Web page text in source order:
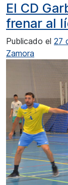
El CD
frenar al
Publicado el 27
Zamora